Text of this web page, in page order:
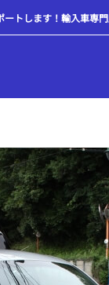
ートします！輸入車専